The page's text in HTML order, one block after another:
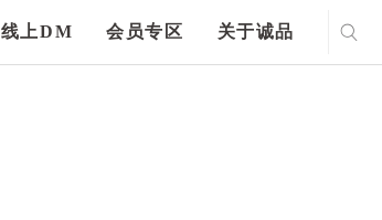
线上DM 会员专区 关于诚品